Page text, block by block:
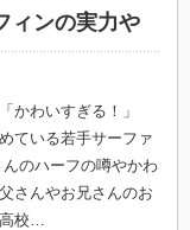
ィンの実力や
かわいすぎる！」
ている若手サーファ
のハーフの噂やかわ
さんやお兄さんのお
高校…